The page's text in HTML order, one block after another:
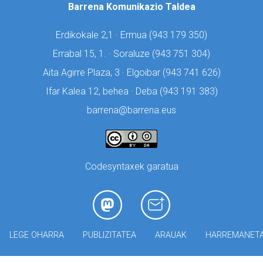
Barrena Komunikazio Taldea
Erdikokale 2,1 · Ermua (943 179 350)
Errabal 15, 1. · Soraluze (943 751 304)
Aita Agirre Plaza, 3 · Elgoibar (943 741 626)
Ifar Kalea 12, behea · Deba (943 191 383)
barrena@barrena.eus
Codesyntaxek garatua
LEGE OHARRA PUBLIZITATEA ARAUAK